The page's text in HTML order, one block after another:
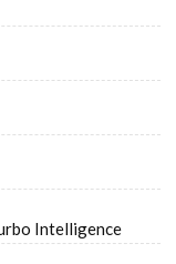
Intelligence